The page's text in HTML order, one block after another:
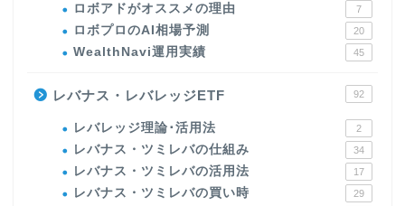
ロボアドがオススメの理由 7
ロボプロのAI相場予測 20
WealthNavi運用実績 45
レバナス・レバレッジETF 92
レバレッジ理論･活用法 2
レバナス・ツミレバの仕組み 34
レバナス・ツミレバの活用法 17
レバナス・ツミレバの買い時 29